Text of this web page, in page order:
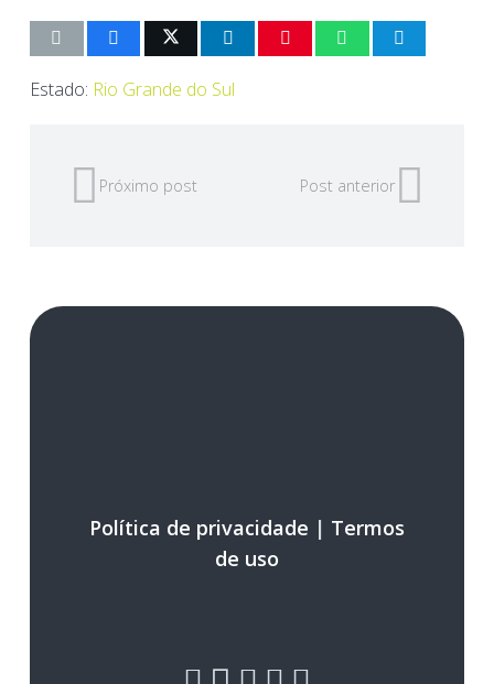
Estado: Rio Grande do Sul
Próximo post Post anterior
Política de privacidade | Termos
de uso